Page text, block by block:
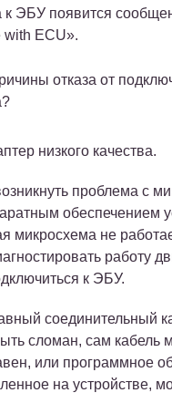
к ЭБУ появится
with ECU».
отказа от
низкого качества.
проблема с
обеспечением
микросхема не
работу
к ЭБУ.
соединительный
сломан, сам кабель
или программное
на устройстве,